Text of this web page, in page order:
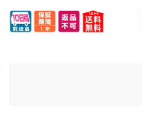
ントナーです!低価格! 新品
トナーより断然安い上に、